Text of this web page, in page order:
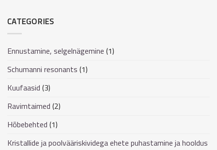
CATEGORIES
Ennustamine, selgelnägemine (1)
Schumanni resonants (1)
Kuufaasid (3)
Ravimtaimed (2)
Hõbebehted (1)
Kristallide ja poolvääriskividega ehete puhastamine ja hooldus